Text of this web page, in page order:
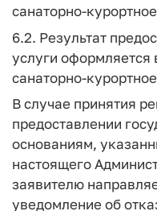
санаторно-
6.2. Результат
услуги оформляется
санаторно-
В случае принятия
предоставлении
основаниям,
настоящего
заявителю
уведомление об